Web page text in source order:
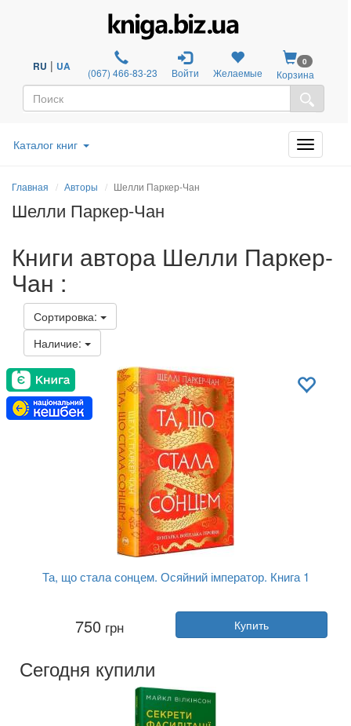
RU | UA (067) 466-83-23 Войти Желаемые
0
Корзина
Каталог книг
Главная Авторы Шелли Паркер-Чан
Шелли Паркер-Чан
Книги автора Шелли Паркер-
Чан :
Сортировка:
Наличие:
Та, що стала сонцем. Осяйний імператор. Книга 1
Шелли Паркер-Чан
Издательство:РМ
Язык:
750 грн Купить
Сегодня купили